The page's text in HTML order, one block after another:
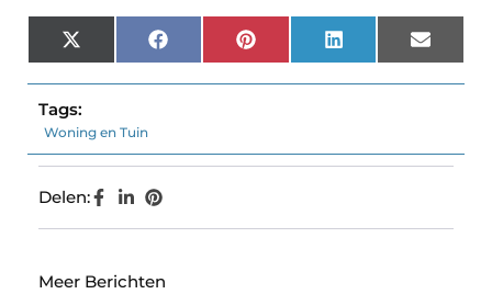
X
(Twitter)
FacebookPinterest LinkedIn Email
Tags:
Woning en Tuin
Delen:
Meer Berichten